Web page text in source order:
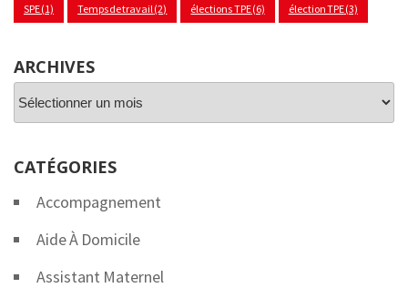
SPE(1) Temps de travail (2) élections TPE(6) élection TPE(3)
ARCHIVES
CATÉGORIES
Accompagnement
Aide À Domicile
Assistant Maternel